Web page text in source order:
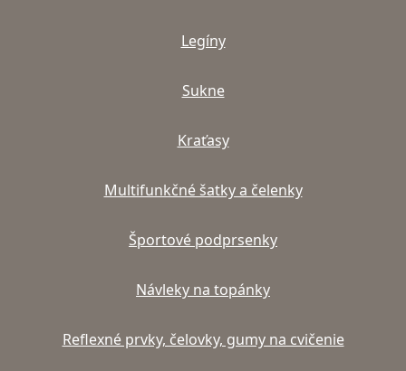
Legíny
Sukne
Kraťasy
Multifunkčné šatky a čelenky
Športové podprsenky
Návleky na topánky
Reflexné prvky, čelovky, gumy na cvičenie